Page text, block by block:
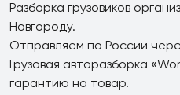
Разборка грузовиков
Новгороду.
Отправляем по России
Грузовая авторазборка
гарантию на товар.